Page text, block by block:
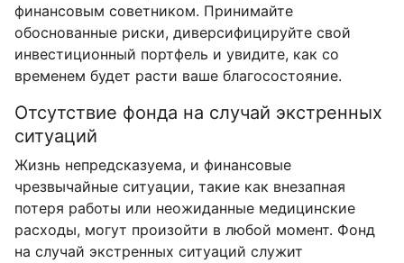
финансовым советником. Принимайте
обоснованные риски, диверсифицируйте свой
инвестиционный портфель и увидите, как со
временем будет расти ваше благосостояние.
Отсутствие фонда на случай экстренных
ситуаций
Жизнь непредсказуема, и финансовые
чрезвычайные ситуации, такие как внезапная
потеря работы или неожиданные медицинские
расходы, могут произойти в любой момент. Фонд
на случай экстренных ситуаций служит